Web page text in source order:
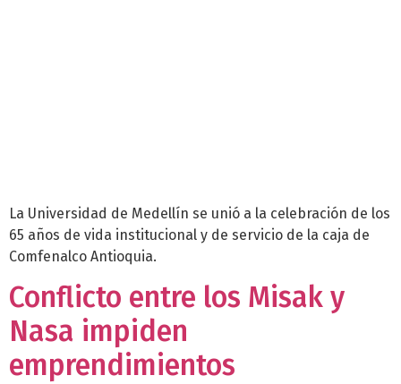
La Universidad de Medellín se unió a la celebración de los
65 años de vida institucional y de servicio de la caja de
Comfenalco Antioquia.
Conflicto entre los Misak y
Nasa impiden
emprendimientos